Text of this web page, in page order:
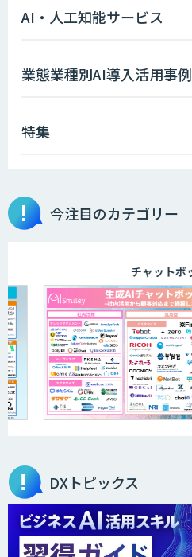
AI・人工知能サービス
業態業種別AI導入活用事例
特集
今注目のカテゴリー
チャットボット
DXトピックス